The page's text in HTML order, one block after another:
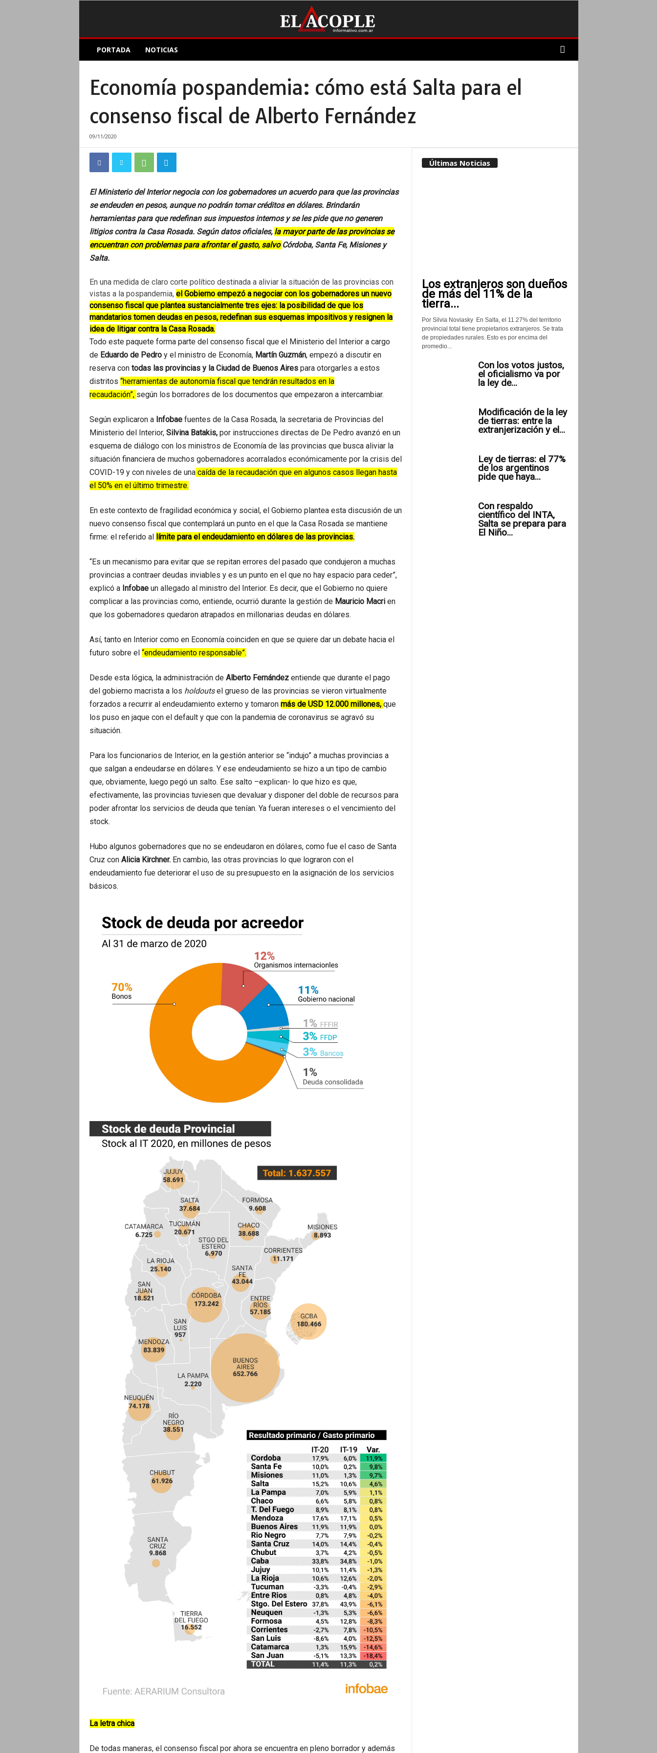
A
PORTADA NOTICIAS
Economía pospandemia: cómo está Salta para el
consenso fiscal de Alberto Fernández
09/11/2020
El Ministerio del Interior negocia con los gobernadores un acuerdo para que las provincias
se endeuden en pesos, aunque no podrán tomar créditos en dólares. Brindarán
herramientas para que redefinan sus impuestos internos y se les pide que no generen
litigios contra la Casa Rosada. Según datos oficiales, la mayor parte de las provincias se
encuentran con problemas para afrontar el gasto, salvo Córdoba, Santa Fe, Misiones y
Salta.
En una medida de claro corte político destinada a aliviar la situación de las provincias con
vistas a la pospandemia, el Gobierno empezó a negociar con los gobernadores un nuevo
consenso fiscal que plantea sustancialmente tres ejes: la posibilidad de que los
mandatarios tomen deudas en pesos, redefinan sus esquemas impositivos y resignen la
idea de litigar contra la Casa Rosada.
Todo este paquete forma parte del consenso fiscal que el Ministerio del Interior a cargo
deEduardo de Pedro y el ministro de Economía, Martín Guzmán, empezó a discutir en
reserva contodas las provincias y la Ciudad de Buenos Aires para otorgarles a estos
distritos “herramientas de autonomía fiscal que tendrán resultados en la
recaudación”, según los borradores de los documentos que empezaron a intercambiar.
Según explicaron aInfobaefuentes de la Casa Rosada, la secretaria de Provincias del
Ministerio del Interior, Silvina Batakis,por instrucciones directas de De Pedro avanzó en un
esquema de diálogo con los ministros de Economía de las provincias que busca aliviar la
situación financiera de muchos gobernadores acorralados económicamente por la crisis del
COVID-19 y con niveles de unacaída de la recaudación que en algunos casos llegan hasta
el 50% en el último trimestre.
En este contexto de fragilidad económica y social, el Gobierno plantea esta discusión de un
nuevo consenso fiscal que contemplará un punto en el que la Casa Rosada se mantiene
firme: el referido al límite para el endeudamiento en dólares de las provincias.
“Es un mecanismo para evitar que se repitan errores del pasado que condujeron a muchas
provincias a contraer deudas inviables y es un punto en el que no hay espacio para ceder”,
explicó aInfobaeun allegado al ministro del Interior. Es decir, que el Gobierno no quiere
complicar a las provincias como, entiende, ocurrió durante la gestión de Mauricio Macrien
que los gobernadores quedaron atrapados en millonarias deudas en dólares.
Así, tanto en Interior como en Economía coinciden en que se quiere dar un debate hacia el
futuro sobre el “endeudamiento responsable”.
Desde esta lógica, la administración de Alberto Fernández entiende que durante el pago
del gobierno macrista a los holdoutsel grueso de las provincias se vieron virtualmente
forzados a recurrir al endeudamiento externo y tomaron más de USD 12.000 millones, que
los puso en jaque con el default y que con la pandemia de coronavirus se agravó su
situación.
Para los funcionarios de Interior, en la gestión anterior se “indujo” a muchas provincias a
que salgan a endeudarse en dólares. Y ese endeudamiento se hizo a un tipo de cambio
que, obviamente, luego pegó un salto. Ese salto –explican- lo que hizo es que,
efectivamente, las provincias tuviesen que devaluar y disponer del doble de recursos para
poder afrontar los servicios de deuda que tenían. Ya fueran intereses o el vencimiento del
stock.
Hubo algunos gobernadores que no se endeudaron en dólares, como fue el caso de Santa
Cruz con Alicia Kirchner.En cambio, las otras provincias lo que lograron con el
endeudamiento fue deteriorar el uso de su presupuesto en la asignación de los servicios
básicos.
La letra chica
De todas maneras, el consenso fiscal por ahora se encuentra en pleno borrador y además
Últimas Noticias
Los extranjeros son dueños
de más del 11% de la
tierra...
Por Silvia Noviasky En Salta, el 11.27% del territorio
provincial total tiene propietarios extranjeros. Se trata
de propiedades rurales. Esto es por encima del
promedio...
Con los votos justos,
el oficialismo va por
la ley de...
Modificación de la ley
de tierras: entre la
extranjerización y el...
Ley de tierras: el 77%
de los argentinos
pide que haya...
Con respaldo
científico del INTA,
Salta se prepara para
El Niño...